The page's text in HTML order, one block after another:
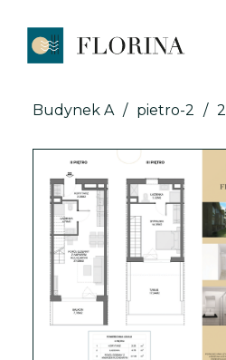
content
Budynek A / pietro-2 /